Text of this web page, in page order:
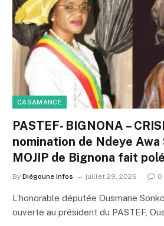
CASAMANCE
PASTEF- BIGNONA –
nomination de Ndeye Awa
MOJIP de Bignona fait
By Diégoune Infos juillet 29, 2026 0
L’honorable députée Ousmane
ouverte au président du PASTEF,